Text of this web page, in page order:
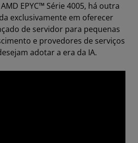
EPYC™ Série 4005, há outra
exclusivamente em oferecer
de servidor para pequenas
e provedores de serviços
adotar a era da IA.